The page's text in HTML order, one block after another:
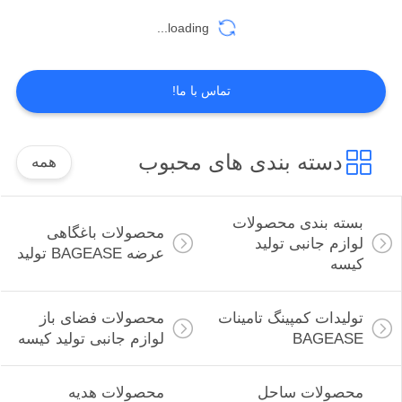
محصولات سگ و گربه
تامین BAGEASE
MANUFACTURE
تولیدات متحرک
عرضه های
BAGEASE
45
loading...
تماس با ما!
دسته بندی های محبوب همه
بسته بندی محصولات
لوازم جانبی تولید
کیسه
محصولات باغگاهی
عرضه BAGEASE تولید
تولیدات کمپینگ تامینات
BAGEASE
محصولات فضای باز
لوازم جانبی تولید کیسه
محصولات ساحل محصولات هدیه